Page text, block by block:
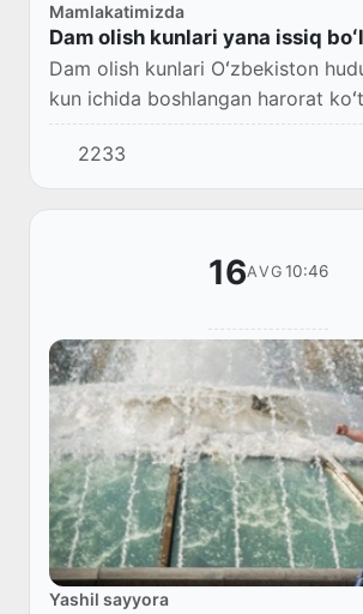
Mamlakatimizda
Dam olish kunlari yana issiq
Dam olish kunlari Oʻzbekiston
kun ichida boshlangan harorat
davom etadi. Oʻtgan haftaning
haftaning boshida havo harorati 3-
2233
16AVG 10:46
Yashil sayyora